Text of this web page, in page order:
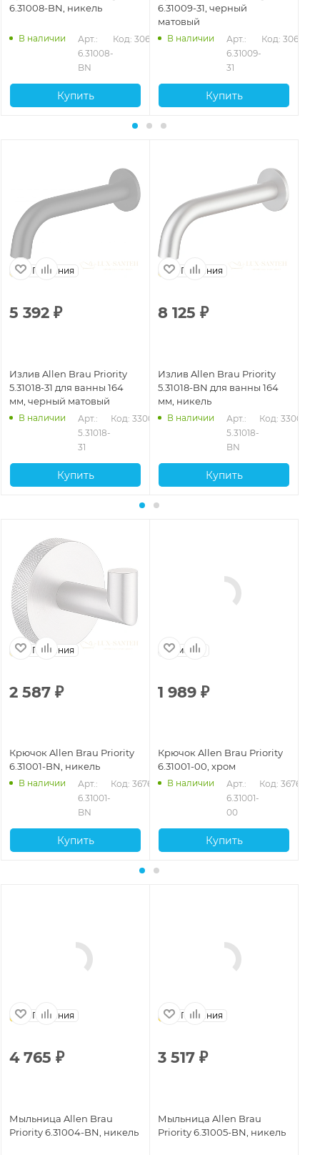
6.31008-BN, никель
В наличии
Арт.:
6.31008-
BN
Код: 30654
Купить
6.31009-31, черный
матовый
В наличии
Арт.:
6.31009-
31
Код: 30656
Купить
Германия
5 392 ₽
Излив Allen Brau Priority
5.31018-31 для ванны 164
мм, черный матовый
В наличии
Арт.:
5.31018-
31
Код: 33001
Купить
Германия
8 125 ₽
Излив Allen Brau Priority
5.31018-BN для ванны 164
мм, никель
В наличии
Арт.:
5.31018-
BN
Код: 33002
Купить
Германия
2 587 ₽
Крючок Allen Brau Priority
6.31001-BN, никель
В наличии
Арт.:
6.31001-
BN
Код: 36762
Купить
Германия
1 989 ₽
Крючок Allen Brau Priority
6.31001-00, хром
В наличии
Арт.:
6.31001-
00
Код: 36760
Купить
Германия
4 765 ₽
Мыльница Allen Brau
Priority 6.31004-BN, никель
Германия
3 517 ₽
Мыльница Allen Brau
Priority 6.31005-BN, никель